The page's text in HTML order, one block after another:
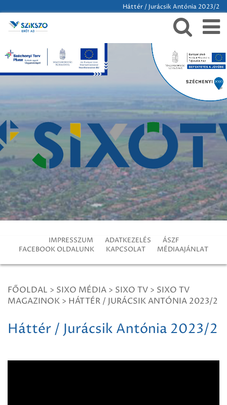
Háttér / Jurácsik Antónia 2023/2
IMPRESSZUM ADATKEZELÉS
ÁSZF
FACEBOOK OLDALUNK
KAPCSOLAT MÉDIAAJÁNLAT
FŐOLDAL > SIXO MÉDIA > SIXO TV > SIXO TV
MAGAZINOK > HÁTTÉR / JURÁCSIK ANTÓNIA 2023/2
Háttér / Jurácsik Antónia 2023/2